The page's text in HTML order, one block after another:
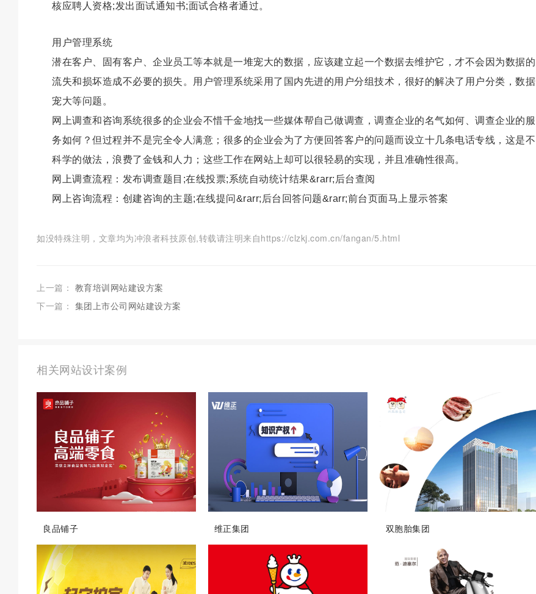
核应聘人资格;发出面试通知书;面试合格者通过。
用户管理系统
潜在客户、固有客户、企业员工等本就是一堆宠大的数据，应该建立起一个数据去维护它，才不会因为数据的
流失和损坏造成不必要的损失。用户管理系统采用了国内先进的用户分组技术，很好的解决了用户分类，数据
宠大等问题。
网上调查和咨询系统很多的企业会不惜千金地找一些媒体帮自己做调查，调查企业的名气如何、调查企业的服
务如何？但过程并不是完全令人满意；很多的企业会为了方便回答客户的问题而设立十几条电话专线，这是不
科学的做法，浪费了金钱和人力；这些工作在网站上却可以很轻易的实现，并且准确性很高。
网上调查流程：发布调查题目;在线投票;系统自动统计结果&rarr;后台查阅
网上咨询流程：创建咨询的主题;在线提问&rarr;后台回答问题&rarr;前台页面马上显示答案
如没特殊注明，文章均为冲浪者科技原创,转载请注明来自https://clzkj.com.cn/fangan/5.html
上一篇： 教育培训网站建设方案
下一篇： 集团上市公司网站建设方案
相关网站设计案例
良品铺子 维正集团 双胞胎集团